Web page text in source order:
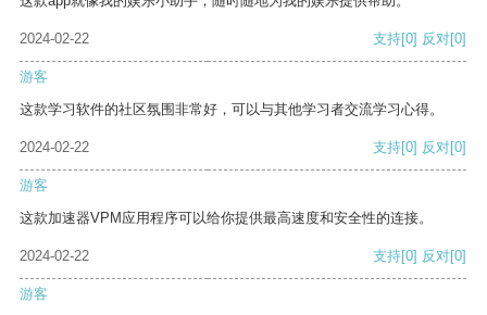
2024-02-22 支持[0] 反对[0]
游客
这款学习软件的社区氛围非常好，可以与其他学习者交流学习心得。
2024-02-22 支持[0] 反对[0]
游客
这款加速器VPM应用程序可以给你提供最高速度和安全性的连接。
2024-02-22 支持[0] 反对[0]
游客